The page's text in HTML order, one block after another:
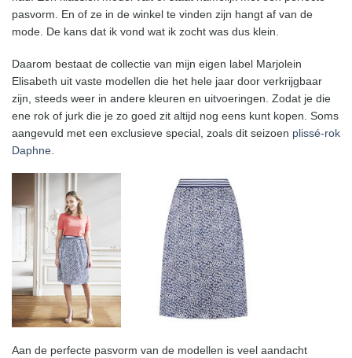
pasvorm. En of ze in de winkel te vinden zijn hangt af van de
mode. De kans dat ik vond wat ik zocht was dus klein.
Daarom bestaat de collectie van mijn eigen label Marjolein
Elisabeth uit vaste modellen die het hele jaar door verkrijgbaar
zijn, steeds weer in andere kleuren en uitvoeringen. Zodat je die
ene rok of jurk die je zo goed zit altijd nog eens kunt kopen. Soms
aangevuld met een exclusieve special, zoals dit seizoen plissé-rok
Daphne
Aan de perfecte pasvorm van de modellen is veel aandacht